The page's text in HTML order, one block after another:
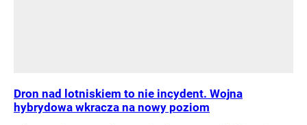
Dron nad lotniskiem to nie incydent. Wojna
hybrydowa wkracza na nowy poziom